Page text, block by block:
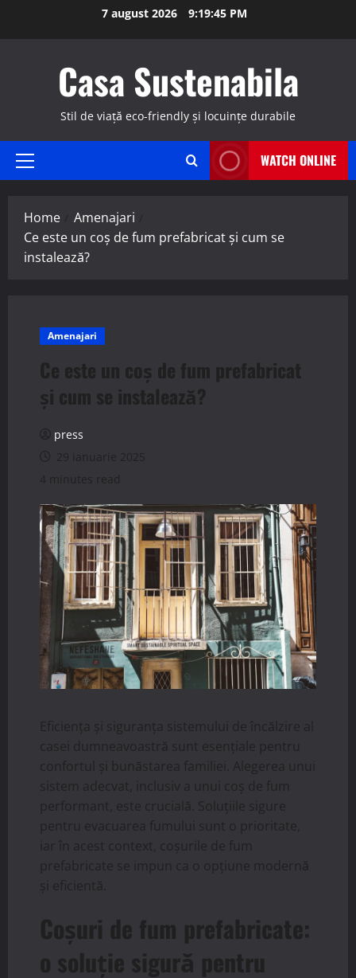
7 august 2026 9:19:45 PM
Casa Sustenabila
Stil de viață eco-friendly și locuințe durabile
Primary
WATCH ONLINE
Home
Amenajari
Ce este un coș de fum prefabricat și cum se
instalează?
Amenajari
Ce este un coș de fum prefabricat
și cum se instalează?
press
29 ianuarie 2025
4 minutes read
Eficiența și siguranța sistemului de încălzire al
casei dumneavoastră sunt esențiale pentru
confortul și bunăstarea familiei. Alegerea unui
sistem adecvat, inclusiv a unui coș de fum
performant, este crucială. Soluțiile sigure
pentru evacuarea fumului sunt o prioritate,
iar în acest context, coșurile de fum
prefabricate se impun ca o opțiune modernă
și eficientă.
Coșuri de fum prefabricate:
o soluție sigură pentru